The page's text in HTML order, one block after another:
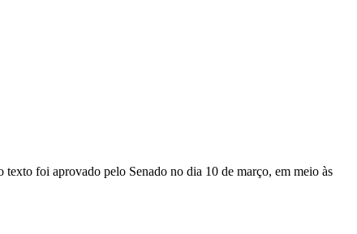
foi aprovado pelo Senado no dia 10 de março, em meio às